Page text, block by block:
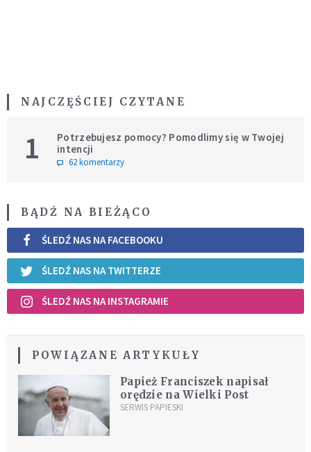
NAJCZĘŚCIEJ CZYTANE
1
Potrzebujesz pomocy? Pomodlimy się w Twojej
intencji
62 komentarzy
BĄDŹ NA BIEŻĄCO
ŚLEDŹ NAS NA FACEBOOKU
ŚLEDŹ NAS NA TWITTERZE
ŚLEDŹ NAS NA INSTAGRAMIE
POWIĄZANE ARTYKUŁY
Papież Franciszek napisał
orędzie na Wielki Post
SERWIS PAPIESKI